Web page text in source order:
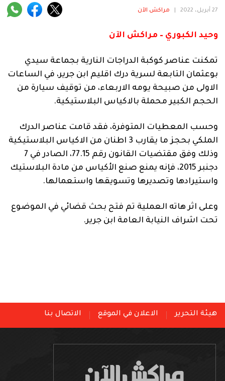
27 أبريل، 2022 مراكش الآن
وحيد الكبوري – مراكش الآن
تمكنت عناصر كوكبة الدراجات النارية بجماعة سيدي
بوعثمان التابعة لسرية درك اقليم ابن جرير، في الساعات
الاولى من صبيحة يومه الاربعاء، من توقيف سيارة من
الحجم الكبير محملة بالاكياس البلاستيكية.
وحسب المعطيات المتوفرة، فقد قامت عناصر الدرك
الملكي بحجز ما يقارب 3 اطنان من الاكياس البلاستيكية
وذلك وفق مقتضيات القانون رقم 77.15، الصادر في 7
دجنبر 2015، فإنه يمنع صنع الأكياس من مادة البلاستيك
واستيرادها وتصديرها وتسويقها واستعمالها.
وعلى اثر هاته العملية تم فتح بحث قضائي في الموضوع
تحت اشراف النيابة العامة ابن جرير.
هيئة التحرير الاعلان في الموقع الاتصال بنا